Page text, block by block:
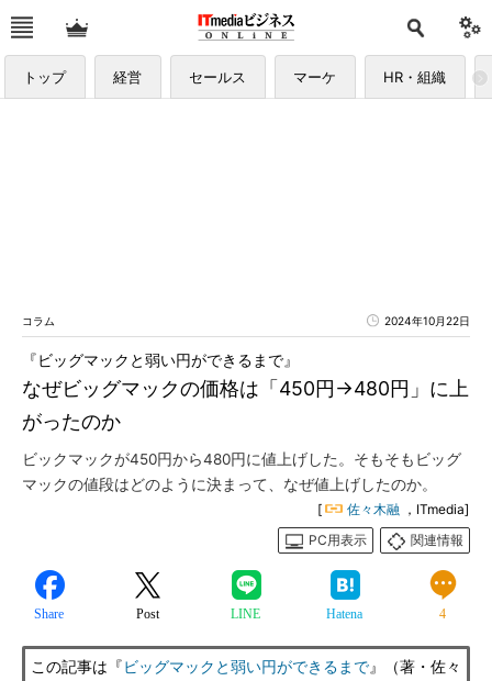
トップ 経営 セールス マーケ HR・組織
コラム 2024年10月22日
なぜビッグマックの価格は「450円→480円」に上
がったのか
『ビッグマックと弱い円ができるまで』
ビックマックが450円から480円に値上げした。そもそもビッグ
マックの値段はどのように決まって、なぜ値上げしたのか。
[ 佐々木融 ，ITmedia]
PC用表示
関連情報
Share Post LINE Hatena 4
この記事は『ビッグマックと弱い円ができるまで』（著・佐々